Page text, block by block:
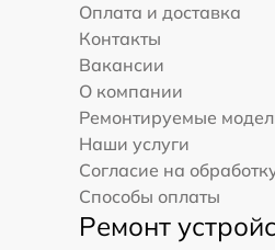
Оплата и доставка
Контакты
Вакансии
О компании
Ремонтируемые
Наши услуги
Согласие на
Способы оплаты
Ремонт